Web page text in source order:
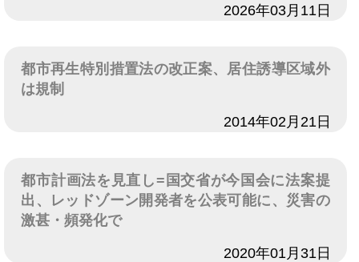
2026年03月11日
都市再生特別措置法の改正案、居住誘導区域外
は規制
2014年02月21日
都市計画法を見直し=国交省が今国会に法案提
出、レッドゾーン開発者を公表可能に、災害の
激甚・頻発化で
2020年01月31日